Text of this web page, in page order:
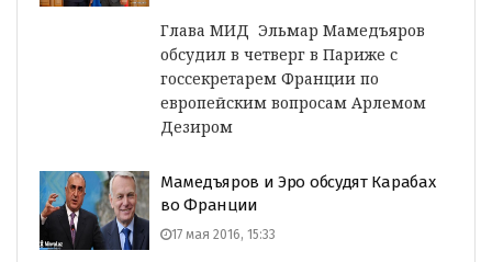
Глава МИД Эльмар Мамедъяров
обсудил в четверг в Париже с
госсекретарем Франции по
европейским вопросам Арлемом
Дезиром
Мамедъяров и Эро обсудят Карабах
во Франции
17 мая 2016, 15:33